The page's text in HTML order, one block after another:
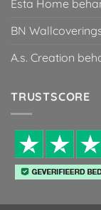
Esta Home
BN
A.s. Creation
TRUSTSCORE